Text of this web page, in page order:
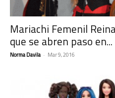
Mariachi Femenil
que se abren paso en...
Norma Davila - Mar 9, 2016